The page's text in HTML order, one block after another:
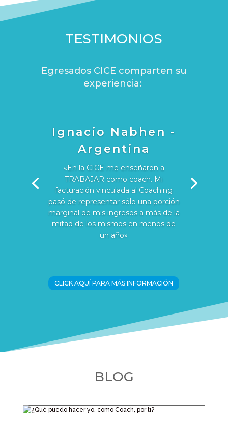
TESTIMONIOS
Egresados CICE comparten su
experiencia:
Ignacio Nabhen -
Argentina
«En la CICE me enseñaron a
TRABAJAR como coach. Mi
facturación vinculada al Coaching
pasó de representar sólo una porción
marginal de mis ingresos a más de la
mitad de los mismos en menos de
un año»
CLICK AQUÍ PARA MÁS INFORMACIÓN
BLOG